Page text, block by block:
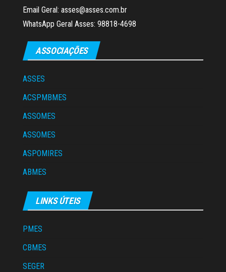
Email Geral: asses@asses.com.br
WhatsApp Geral Asses: 98818-4698
ASSOCIAÇÕES
ASSES
ACSPMBMES
ASSOMES
ASSOMES
ASPOMIRES
ABMES
LINKS ÚTEIS
PMES
CBMES
SEGER